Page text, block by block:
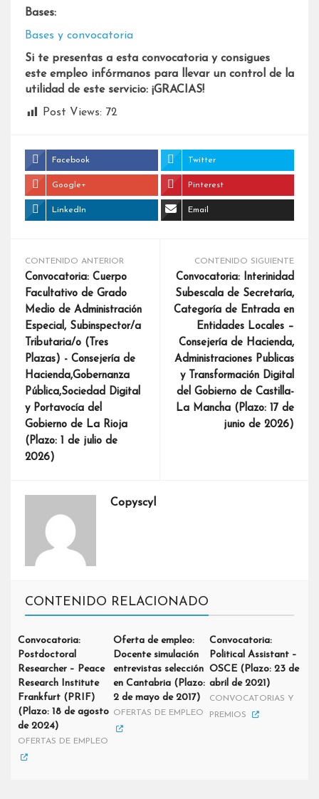
Bases:
Bases y convocatoria
Si te presentas a esta convocatoria y consigues
este empleo infórmanos para llevar un control de la
utilidad de este servicio: ¡GRACIAS!
Post Views: 72
Facebook Twitter
Google+ Pinterest
LinkedIn Email
CONTENIDO ANTERIOR
Convocatoria: Cuerpo
Facultativo de Grado
Medio de Administración
Especial, Subinspector/a
Tributaria/o (Tres
Plazas) - Consejería de
Hacienda,Gobernanza
Pública,Sociedad Digital
y Portavocía del
Gobierno de La Rioja
(Plazo: 1 de julio de
2026)
CONTENIDO SIGUIENTE
Convocatoria: Interinidad
Subescala de Secretaría,
Categoría de Entrada en
Entidades Locales –
Consejería de Hacienda,
Administraciones Publicas
y Transformación Digital
del Gobierno de Castilla-
La Mancha (Plazo: 17 de
junio de 2026)
Copyscyl
CONTENIDO RELACIONADO
Convocatoria:
Postdoctoral
Researcher – Peace
Research Institute
Frankfurt (PRIF)
(Plazo: 18 de agosto
de 2024)
OFERTAS DE EMPLEO
Oferta de empleo:
Docente simulación
entrevistas selección
en Cantabria (Plazo:
2 de mayo de 2017)
OFERTAS DE EMPLEO
Convocatoria:
Political Assistant –
OSCE (Plazo: 23 de
abril de 2021)
CONVOCATORIAS Y
PREMIOS